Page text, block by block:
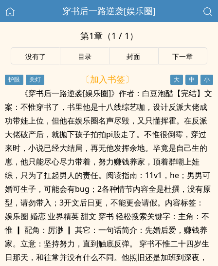
穿书后一路逆袭[娱乐圈]
第1章（1 / 1）
没有了 目录 封面 下一章
〔加入书签〕
《穿书后一路逆袭[娱乐圈]》作者：白豆泡醋【完结】文
案：不惟穿书了，书里他是十八线综艺咖，设计反派大佬成
功带娃上位，但他在娱乐圈名声尽毁，又只懂挥霍。在反派
大佬破产后，就抛下孩子拍拍pi股走了。不惟很倒霉，穿过
来时，小说已经大结局，再无他发挥余地。毕竟是自己生的
崽，他只能尽心尽力带着，努力赚钱养家，顶着群嘲上娃
综，只为了扛起男人的责任。阅读指南：11v1，he；男男可
婚可生子，可能会有bug；2各种情节内容全是杜撰，没有原
型，请勿带入；3开文后日更，不能更会请假。内容标签：
娱乐圈 婚恋 业界精英 甜文 穿书 轻松搜索关键字：主角：不
惟 ┃ 配角：厉渺 ┃ 其它：一句话简介：先婚后爱，赚钱养
家。立意：坚持努力，直到触底反弹。 穿书不惟二十四岁生
日那天，和往常并没有什么不同。他照旧还是加班到深夜，